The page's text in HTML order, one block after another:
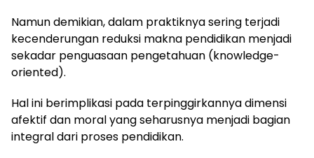
Namun demikian, dalam praktiknya sering terjadi
kecenderungan reduksi makna pendidikan menjadi
sekadar penguasaan pengetahuan (knowledge-
oriented).
Hal ini berimplikasi pada terpinggirkannya dimensi
afektif dan moral yang seharusnya menjadi bagian
integral dari proses pendidikan.